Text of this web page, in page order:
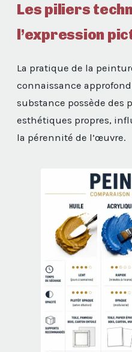
Les piliers
l’expression
La pratique de la
connaissance
substance possède des
esthétiques propres,
la pérennité de l’œuvre.